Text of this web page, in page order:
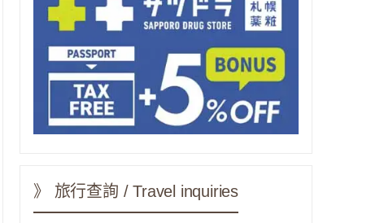
》 旅行查詢 / Travel inquiries